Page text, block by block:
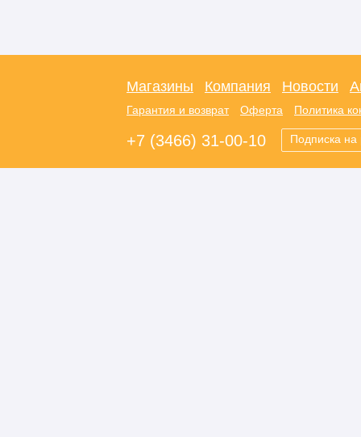
Магазины Компания Новости
Гарантия и возврат Оферта Политика
+7 (3466) 31-00-10 Подписка на